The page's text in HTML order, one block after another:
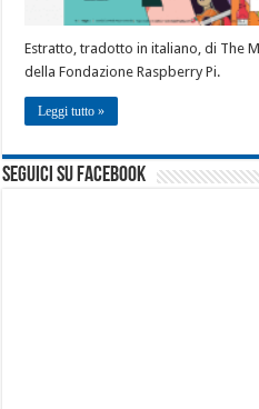
Estratto, tradotto in italiano, di The
della Fondazione Raspberry Pi.
Leggi tutto »
seguici su facebook